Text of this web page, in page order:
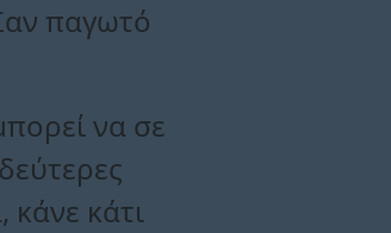
παγωτό
να σε
κάτι